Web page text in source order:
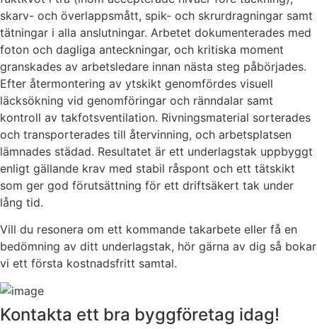
skarv- och överlappsmått, spik- och skrurdragningar samt
tätningar i alla anslutningar. Arbetet dokumenterades med
foton och dagliga anteckningar, och kritiska moment
granskades av arbetsledare innan nästa steg påbörjades.
Efter återmontering av ytskikt genomfördes visuell
läcksökning vid genomföringar och ränndalar samt
kontroll av takfotsventilation. Rivningsmaterial sorterades
och transporterades till återvinning, och arbetsplatsen
lämnades städad. Resultatet är ett underlagstak uppbyggt
enligt gällande krav med stabil råspont och ett tätskikt
som ger god förutsättning för ett driftsäkert tak under
lång tid.
Vill du resonera om ett kommande takarbete eller få en
bedömning av ditt underlagstak, hör gärna av dig så bokar
vi ett första kostnadsfritt samtal.
Kontakta ett bra byggföretag idag!